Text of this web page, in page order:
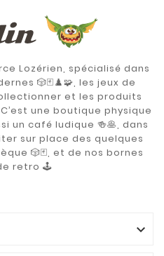
Lozérien, spécialisé dans
🎲🃏♟️🧩, les jeux de
et les produits
une boutique physique
un café ludique 🍻🥞, dans
sur place des quelques
🎲🃏, et de nos bornes
retro 🕹️
